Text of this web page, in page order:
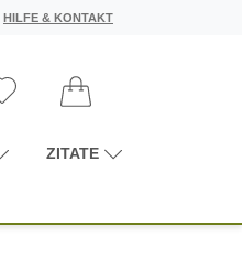
HILFE & KONTAKT
ZITATE